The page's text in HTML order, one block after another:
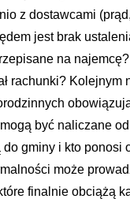
z dostawcami
jest brak
na
rachunki? Kolejnym
być naliczane
gminy i kto
może
finalnie obciążą